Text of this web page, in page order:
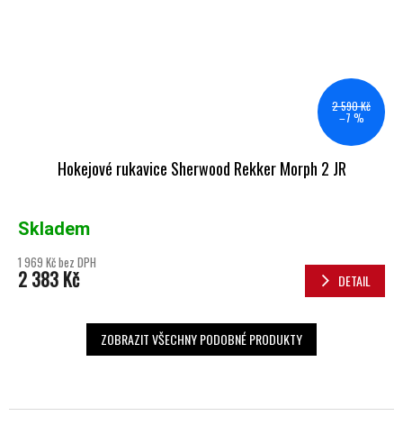
2 590 Kč
–7 %
Hokejové rukavice Sherwood Rekker Morph 2 JR
Skladem
1 969 Kč bez DPH
2 383 Kč DETAIL
ZOBRAZIT VŠECHNY PODOBNÉ PRODUKTY